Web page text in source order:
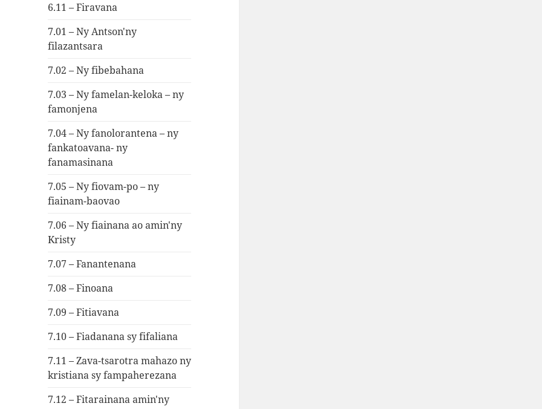
6.11 – Firavana
7.01 – Ny Antson'ny
filazantsara
7.02 – Ny fibebahana
7.03 – Ny famelan-keloka – ny
famonjena
7.04 – Ny fanolorantena – ny
fankatoavana- ny
fanamasinana
7.05 – Ny fiovam-po – ny
fiainam-baovao
7.06 – Ny fiainana ao amin'ny
Kristy
7.07 – Fanantenana
7.08 – Finoana
7.09 – Fitiavana
7.10 – Fiadanana sy fifaliana
7.11 – Zava-tsarotra mahazo ny
kristiana sy fampaherezana
7.12 – Fitarainana amin'ny